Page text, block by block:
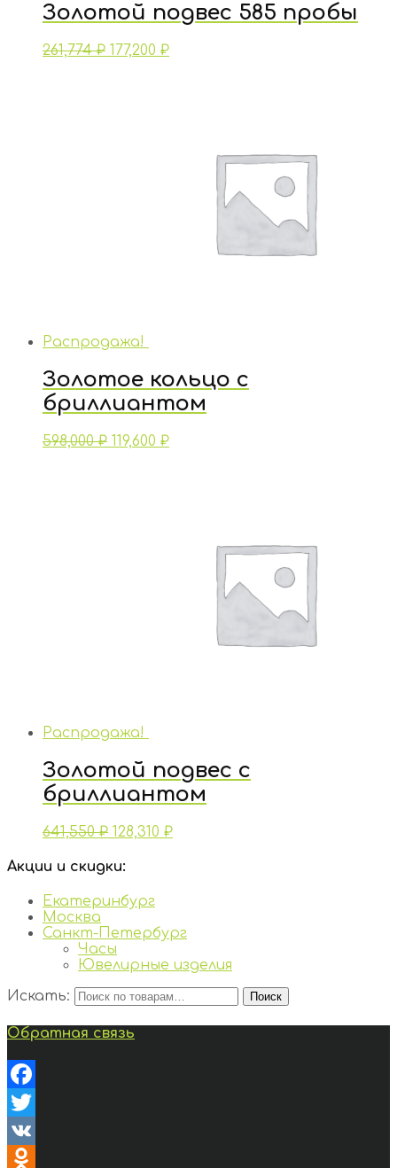
Золотой подвес 585 пробы
261,774₽ 177,200 ₽
Распродажа!
Золотое кольцо с
бриллиантом
598,000₽ 119,600 ₽
Распродажа!
Золотой подвес с
бриллиантом
641,550₽ 128,310 ₽
Акции и скидки:
Екатеринбург
Москва
Санкт-Петербург
Часы
Ювелирные изделия
Искать:
Поиск
Обратная связь
Facebook
Twitter
VK